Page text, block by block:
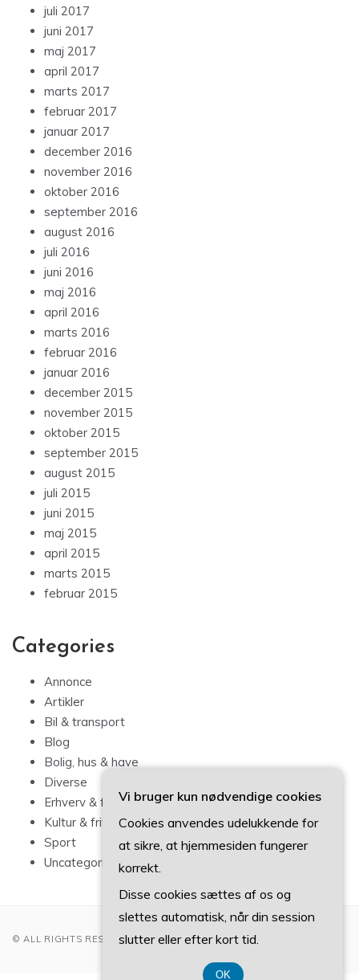
juli 2017
juni 2017
maj 2017
april 2017
marts 2017
februar 2017
januar 2017
december 2016
november 2016
oktober 2016
september 2016
august 2016
juli 2016
juni 2016
maj 2016
april 2016
marts 2016
februar 2016
januar 2016
december 2015
november 2015
oktober 2015
september 2015
august 2015
juli 2015
juni 2015
maj 2015
april 2015
marts 2015
februar 2015
Categories
Annonce
Artikler
Bil & transport
Blog
Bolig, hus & have
Diverse
Erhverv & forbrug
Kultur & fritid
Sport
Uncategorized
© ALL RIGHTS RESERVED 2022
Vi bruger kun nødvendige cookies
Cookies anvendes udelukkende for
at sikre, at hjemmesiden fungerer
korrekt.
Disse cookies sættes af os og
slettes automatisk, når din session
slutter eller efter kort tid.
OK